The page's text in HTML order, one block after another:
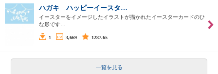
ハガキ ハッピーイースタ…
イースターをイメージしたイラストが描かれたイースターカードのひ
な形です…
1 3,669 1287.65
一覧を見る